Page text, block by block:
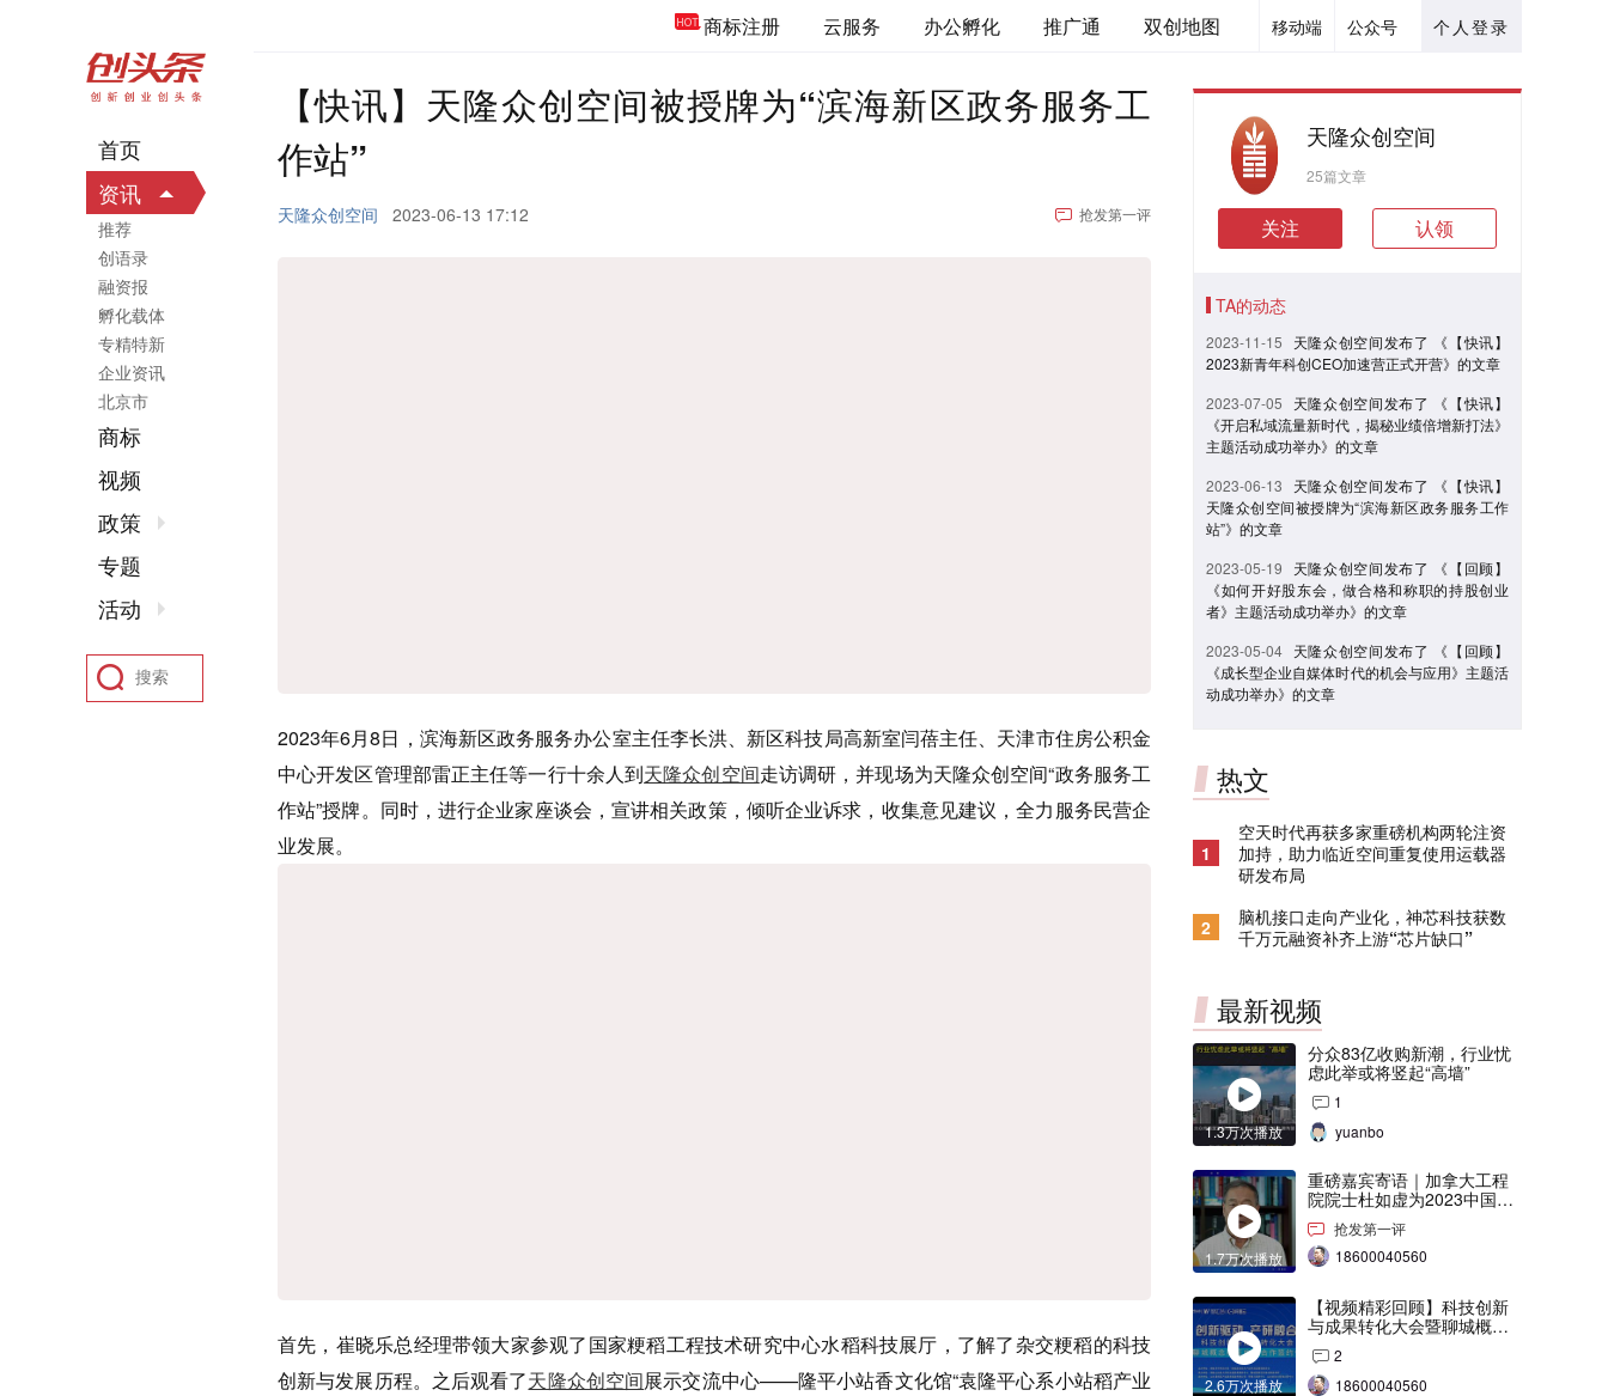
个人登录
公众号
移动端
商标注册 云服务 办公孵化 推广通 双创地图
【快讯】天隆众创空间被授牌为“滨海新区政务服务工
作站”
天隆众创空间 2023-06-13 17:12 抢发第一评
2023年6月8日，滨海新区政务服务办公室主任李长洪、新区科技局高新室闫蓓主任、天津市住房公积金
中心开发区管理部雷正主任等一行十余人到天隆众创空间走访调研，并现场为天隆众创空间“政务服务工
作站”授牌。同时，进行企业家座谈会，宣讲相关政策，倾听企业诉求，收集意见建议，全力服务民营企
业发展。
首先，崔晓乐总经理带领大家参观了国家粳稻工程技术研究中心水稻科技展厅，了解了杂交粳稻的科技
创新与发展历程。之后观看了天隆众创空间展示交流中心——隆平小站香文化馆“袁隆平心系小站稻产业
天隆众创空间
25篇文章
关注 认领
TA的动态
2023-11-15
天隆众创空间发布了 《【快讯】
2023新青年科创CEO加速营正式开营》的文章
2023-07-05
天隆众创空间发布了 《【快讯】
《开启私域流量新时代，揭秘业绩倍增新打法》
主题活动成功举办》的文章
2023-06-13
天隆众创空间发布了 《【快讯】
天隆众创空间被授牌为“滨海新区政务服务工作
站”》的文章
2023-05-19
天隆众创空间发布了 《【回顾】
《如何开好股东会，做合格和称职的持股创业
者》主题活动成功举办》的文章
2023-05-04 天隆众创空间发布了 《【回顾】
《成长型企业自媒体时代的机会与应用》主题活
动成功举办》的文章
热文
1
空天时代再获多家重磅机构两轮注资
加持，助力临近空间重复使用运载器
研发布局
2
脑机接口走向产业化，神芯科技获数
千万元融资补齐上游“芯片缺口”
最新视频
1.3万次播放
分众83亿收购新潮，行业忧
虑此举或将竖起“高墙”
1
yuanbo
1.7万次播放
重磅嘉宾寄语｜加拿大工程
院院士杜如虚为2023中国创
交会打Call！
抢发第一评
18600040560
2.6万次播放
【视频精彩回顾】科技创新
与成果转化大会暨聊城概念
验证中心合作签约仪式
2
18600040560
首页
资讯
推荐
创语录
融资报
孵化载体
专精特新
企业资讯
北京市
商标
视频
政策
专题
活动